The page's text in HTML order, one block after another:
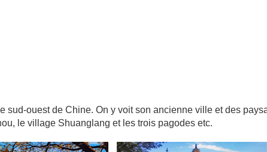
sud-ouest de Chine. On y voit son ancienne ville et des
le village Shuanglang et les trois pagodes etc.